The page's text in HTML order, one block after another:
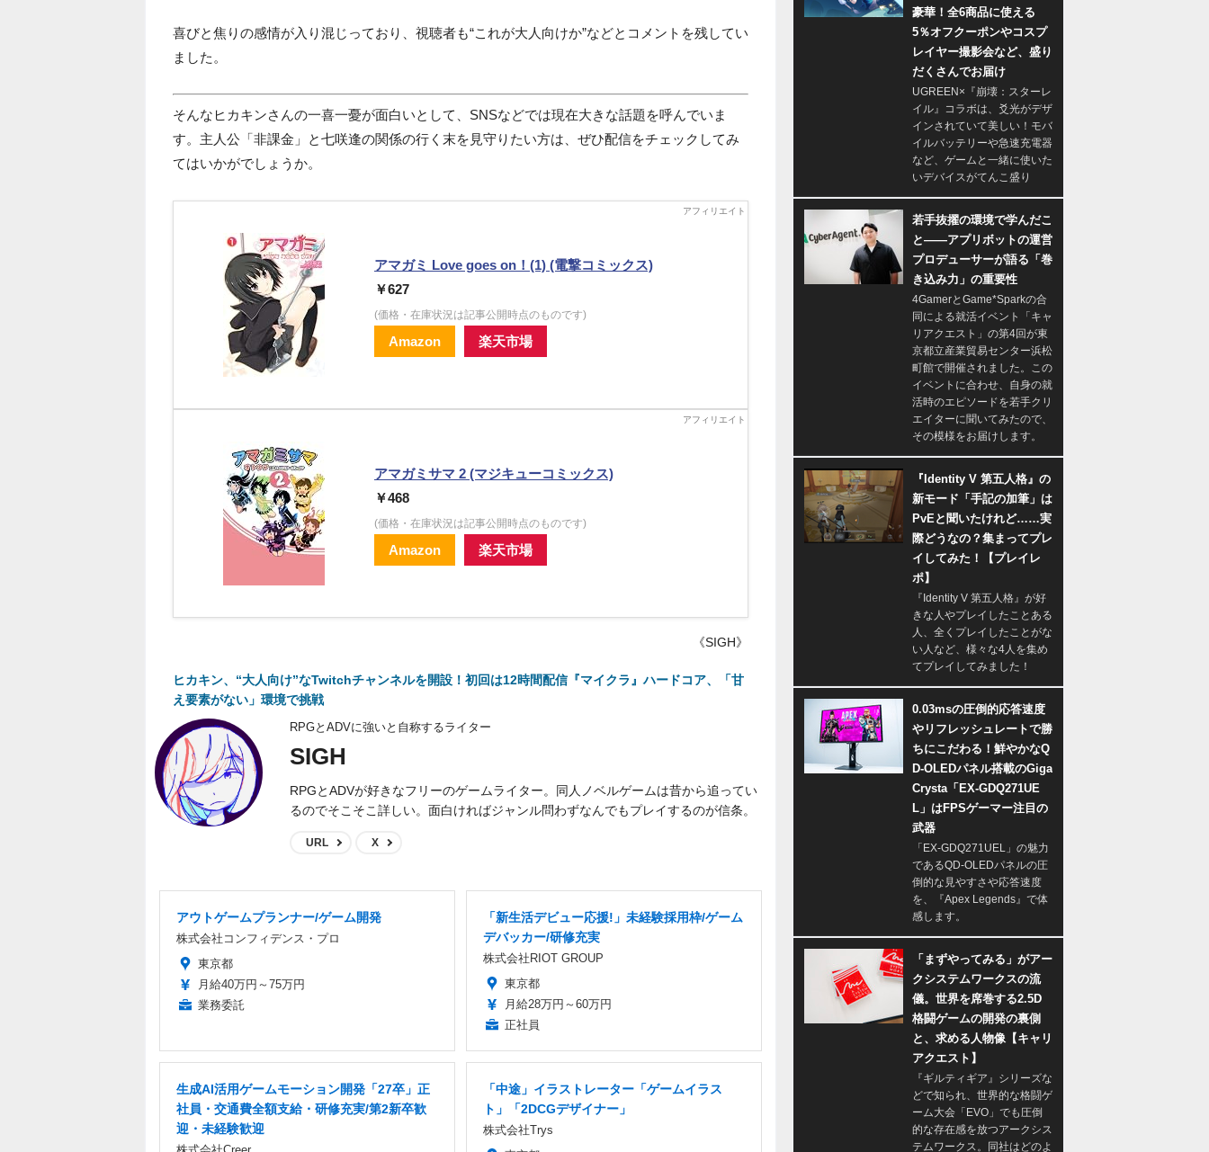
喜びと焦りの感情が入り混じっており、視聴者も“これが大人向けか”などとコメントを残してい
ました。
そんなヒカキンさんの一喜一憂が面白いとして、SNSなどでは現在大きな話題を呼んでいま
す。主人公「非課金」と七咲逢の関係の行く末を見守りたい方は、ぜひ配信をチェックしてみ
てはいかがでしょうか。
アマガミ Love goes on！(1) (電撃コミックス)
￥627
(価格・在庫状況は記事公開時点のものです)
Amazon 楽天市場
アマガミサマ 2 (マジキューコミックス)
￥468
(価格・在庫状況は記事公開時点のものです)
Amazon 楽天市場
《SIGH》
ヒカキン、“大人向け”なTwitchチャンネルを開設！初回は12時間配信『マイクラ』ハードコア、「甘
え要素がない」環境で挑戦
RPGとADVに強いと自称するライター
SIGH
RPGとADVが好きなフリーのゲームライター。同人ノベルゲームは昔から追ってい
るのでそこそこ詳しい。面白ければジャンル問わずなんでもプレイするのが信条。
URL X
アウトゲームプランナー/ゲーム開発
株式会社コンフィデンス・プロ
東京都
月給40万円～75万円
業務委託
「新生活デビュー応援!」未経験採用枠/ゲーム
デバッカー/研修充実
株式会社RIOT GROUP
東京都
月給28万円～60万円
正社員
生成AI活用ゲームモーション開発「27卒」正
社員・交通費全額支給・研修充実/第2新卒歓
迎・未経験歓迎
「中途」イラストレーター「ゲームイラス
ト」「2DCGデザイナー」
株式会社Trys
豪華！全6商品に使える
5％オフクーポンやコスプ
レイヤー撮影会など、盛り
だくさんでお届け
UGREEN×『崩壊：スターレ
イル』コラボは、爻光がデザ
インされていて美しい！モバ
イルバッテリーや急速充電器
など、ゲームと一緒に使いた
いデバイスがてんこ盛り
若手抜擢の環境で学んだこ
と――アプリボットの運営
プロデューサーが語る「巻
き込み力」の重要性
4GamerとGame*Sparkの合
同による就活イベント「キャ
リアクエスト」の第4回が東
京都立産業貿易センター浜松
町館で開催されました。この
イベントに合わせ、自身の就
活時のエピソードを若手クリ
エイターに聞いてみたので、
その模様をお届けします。
『Identity V 第五人格』の
新モード「手記の加筆」は
PvEと聞いたけれど……実
際どうなの？集まってプレ
イしてみた！【プレイレ
ポ】
『Identity V 第五人格』が好
きな人やプレイしたことある
人、全くプレイしたことがな
い人など、様々な4人を集め
てプレイしてみました！
0.03msの圧倒的応答速度
やリフレッシュレートで勝
ちにこだわる！鮮やかなQ
D-OLEDパネル搭載のGiga
Crysta「EX-GDQ271UE
L」はFPSゲーマー注目の
武器
「EX-GDQ271UEL」の魅力
であるQD-OLEDパネルの圧
倒的な見やすさや応答速度
を、『Apex Legends』で体
感します。
「まずやってみる」がアー
クシステムワークスの流
儀。世界を席巻する2.5D
格闘ゲームの開発の裏側
と、求める人物像【キャリ
アクエスト】
『ギルティギア』シリーズな
どで知られ、世界的な格闘ゲ
ーム大会「EVO」でも圧倒
的な存在感を放つアークシス
テムワークス。同社はどのよ